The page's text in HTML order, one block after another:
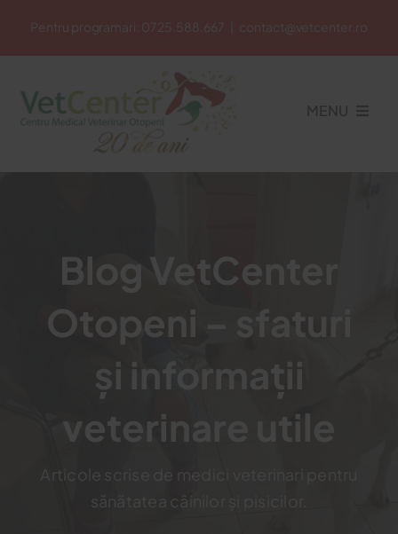
content
Pentru programari: 0725.588.667 contact@vetcenter.ro
MENU
Petshop
Cosmetica Veterinara
Blog VetCenter
Otopeni – sfaturi
și informații
veterinare utile
Articole scrise de medici veterinari pentru
sănătatea câinilor și pisicilor.